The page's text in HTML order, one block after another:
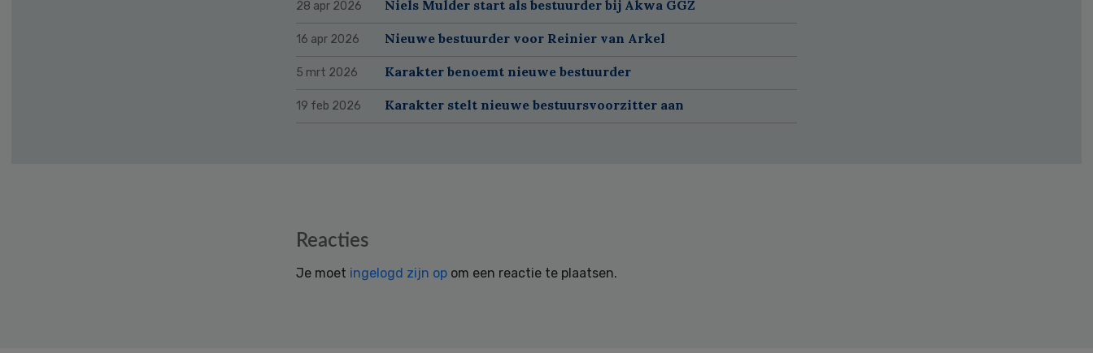
28 apr 2026 Niels Mulder start als bestuurder bij Akwa GGZ
16 apr 2026 Nieuwe bestuurder voor Reinier van Arkel
5 mrt 2026 Karakter benoemt nieuwe bestuurder
19 feb 2026 Karakter stelt nieuwe bestuursvoorzitter aan
Reacties
Je moet ingelogd zijn op om een reactie te plaatsen.